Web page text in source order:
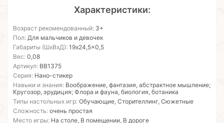
Характеристики:
Возраст рекомендованный: 3+
Пол: Для мальчиков и девочек
Габариты (ШхВхД): 19x24,5x0,5
Вес: 0,08
Артикул: ВВ1375
Серия: Нано-стикер
Навыки и знания: Воображение, фантазия, абстрактное мышление;
Кругозор, эрудиция; Флора и фауна, биология, ботаника
Типы настольных игр: Обучающие, Сторителлинг, Сюжетные
Сложность: очень простая
Место игры: На столе, В помещении, В дороге